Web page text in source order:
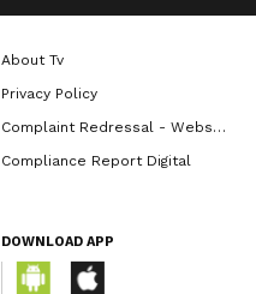
About Tv
Privacy Policy
Complaint Redressal - Website
Compliance Report Digital
DOWNLOAD APP